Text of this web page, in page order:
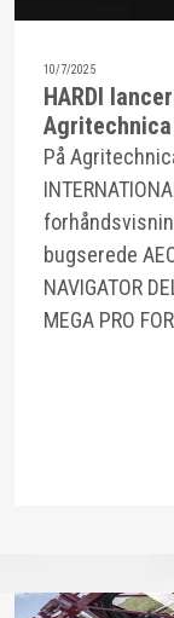
10/7/2025
HARDI
På
bugserede
NAVIGATOR
MEGA PRO